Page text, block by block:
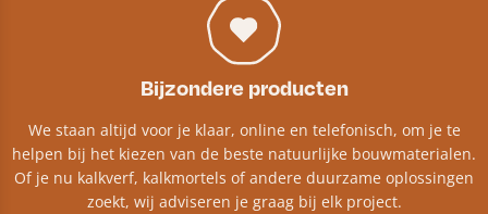
Bijzondere producten
We staan altijd voor je klaar, online en telefonisch, om je te
helpen bij het kiezen van de beste natuurlijke bouwmaterialen.
Of je nu kalkverf, kalkmortels of andere duurzame oplossingen
zoekt, wij adviseren je graag bij elk project.​